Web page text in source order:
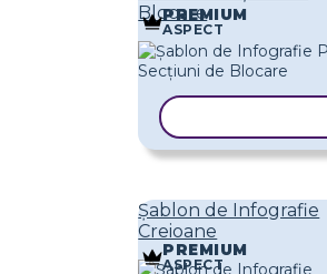
Blocare
PREMIUM
ASPECT
Șablon de Infografie
Creioane
PREMIUM
ASPECT